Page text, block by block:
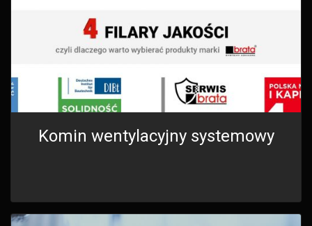
Komin wentylacyjny systemowy